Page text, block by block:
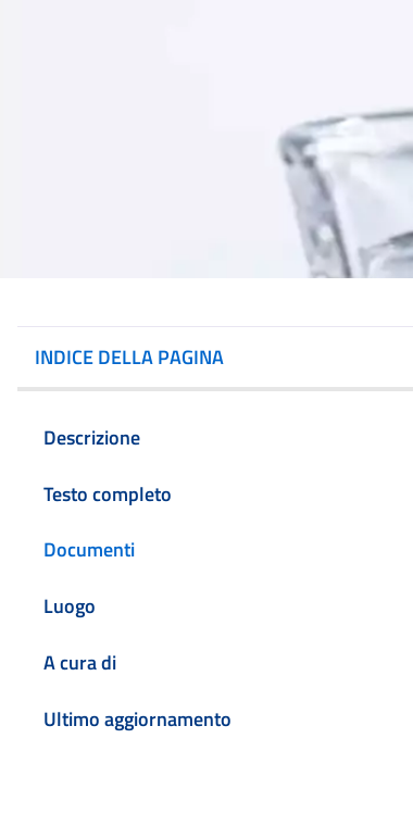
INDICE DELLA PAGINA
Descrizione
Testo completo
Documenti
Luogo
A cura di
Ultimo aggiornamento